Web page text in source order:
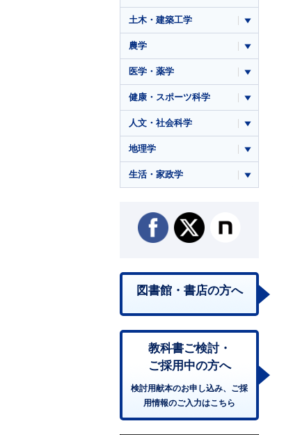
土木・建築工学
農学
医学・薬学
健康・スポーツ科学
人文・社会科学
地理学
生活・家政学
図書館・書店の方へ
教科書ご検討・
ご採用中の方へ
検討用献本のお申し込み、ご採
用情報のご入力はこちら